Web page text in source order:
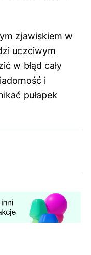
zjawiskiem w
uczciwym
w błąd cały
i
pułapek